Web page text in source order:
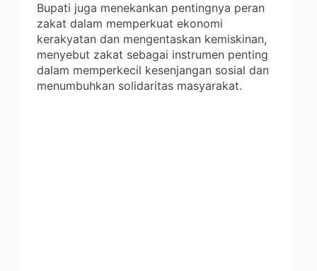
Bupati juga menekankan pentingnya peran
zakat dalam memperkuat ekonomi
kerakyatan dan mengentaskan kemiskinan,
menyebut zakat sebagai instrumen penting
dalam memperkecil kesenjangan sosial dan
menumbuhkan solidaritas masyarakat.